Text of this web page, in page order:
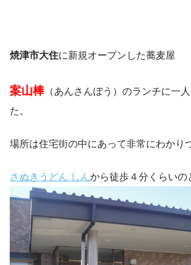
焼津市大住に新規オープンした蕎麦屋
案山棒（あんさんぼう）のランチに一
た。
場所は住宅街の中にあって非常にわかり
さぬきうどん しんから徒歩４分くらいの